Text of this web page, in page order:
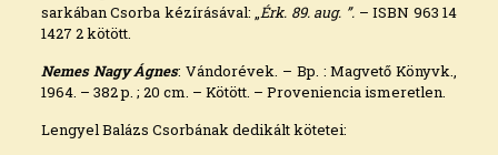
sarkában Csorba kézírásával: „Érk. 89. aug. ”. – ISBN 963 14
1427 2 kötött.
Nemes Nagy Ágnes: Vándorévek. – Bp. : Magvető Könyvk.,
1964. – 382 p. ; 20 cm. – Kötött. – Proveniencia ismeretlen.
Lengyel Balázs Csorbának dedikált kötetei: